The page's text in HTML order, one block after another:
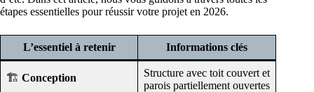
étapes essentielles pour réussir votre projet en 2026.
L’essentiel à retenir Informations clés
🏗️ Conception
Structure avec toit couvert et
parois partiellement ouvertes